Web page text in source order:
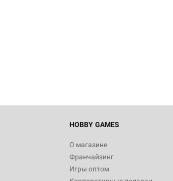
HOBBY GAMES
О магазине
Франчайзинг
Игры оптом